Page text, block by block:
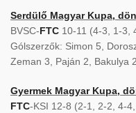
Serdülő Magyar Kupa,
BVSC-FTC 10-11 (4-3, 1-3,
Gólszerzők: Simon 5,
Zeman 3, Paján 2, Bakulya
Gyermek Magyar Kupa,
FTC-KSI 12-8 (2-1, 2-2, 4-